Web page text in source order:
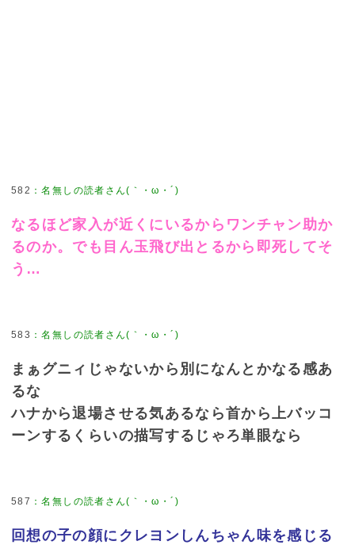
582 ：名無しの読者さん(｀・ω・´)
なるほど家入が近くにいるからワンチャン助か
るのか。でも目ん玉飛び出とるから即死してそ
う…
583 ：名無しの読者さん(｀・ω・´)
まぁグニィじゃないから別になんとかなる感あ
るな
ハナから退場させる気あるなら首から上バッコ
ーンするくらいの描写するじゃろ単眼なら
587 ：名無しの読者さん(｀・ω・´)
回想の子の顔にクレヨンしんちゃん味を感じる